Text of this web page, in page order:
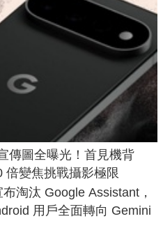
傳圖全曝光！首見機背
倍變焦挑戰攝影極限
淘汰 Google Assistant，
用戶全面轉向 Gemini